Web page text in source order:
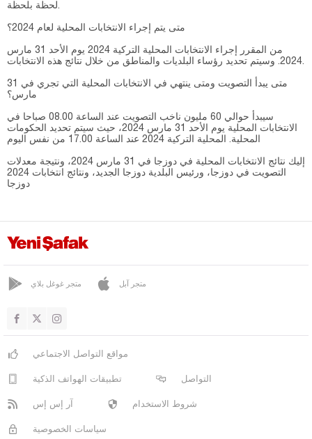
متى يتم إجراء الانتخابات المحلية لعام 2024؟
من المقرر إجراء الانتخابات المحلية التركية 2024 يوم الأحد 31 مارس
متى يبدأ التصويت ومتى ينتهي في الانتخابات المحلية التي تجري في 31
مارس؟
سيبدأ حوالي 60 مليون ناخب التصويت عند الساعة 08.00 صباحا في
الانتخابات المحلية يوم الأحد 31 مارس 2024، حيث سيتم تحديد الحكومات
المحلية. المحلية التركية 2024 عند الساعة 17.00 من نفس اليوم
إليك نتائج الانتخابات المحلية في دوزجا في 31 مارس 2024، ونتيجة معدلات
التصويت في دوزجا، ورئيس البلدية دوزجا الجديد، ونتائج انتخابات 2024
دوزجا
متجر غوغل بلاي متجر آبل
مواقع التواصل الاجتماعي
تطبيقات الهواتف الذكية التواصل
آر إس إس شروط الاستخدام
سياسات الخصوصية